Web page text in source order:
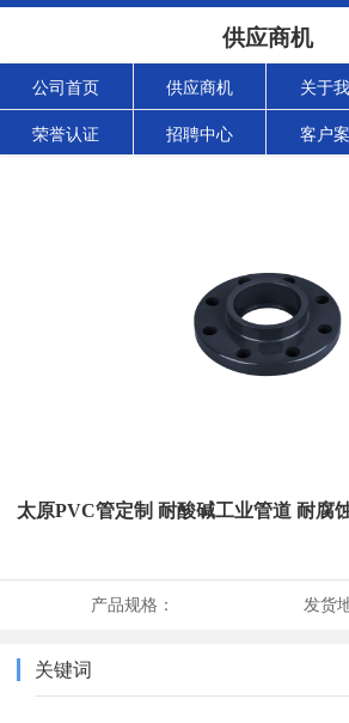
供应商机
公司首页 供应商机 关于
荣誉认证 招聘中心 客户
太原PVC管定制 耐酸碱工业管道 耐腐
产品规格： 发货
关键词